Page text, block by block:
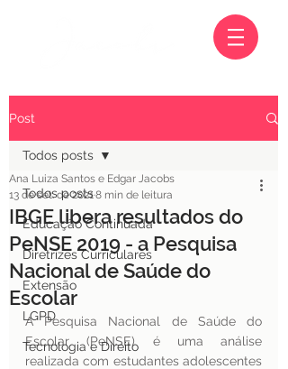
Post
Todos posts
Educação Continuada
Diretrizes Curriculares
Extensão
LGPD
Tecnologia e Direito
Todos posts
IBGE libera resultados do
PeNSE 2019 - a Pesquisa
Nacional de Saúde do
Escolar
Ana Luiza Santos e Edgar Jacobs
13 de set. de 20218 min de leitura
A Pesquisa Nacional de Saúde do
Escolar (PeNSE) é uma análise
realizada com estudantes adolescentes